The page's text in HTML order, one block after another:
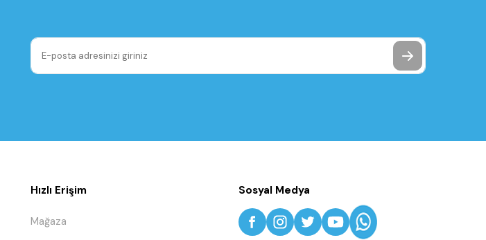
Hızlı Erişim
Mağaza
Sosyal Medya